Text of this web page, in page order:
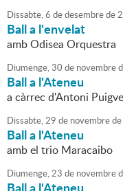
Dissabte,6 dedesembrede
Ball a l'envelat
amb Odisea Orquestra
Diumenge,30 de novembre
Ball a l'Ateneu
a càrrec d'Antoni
Dissabte,29 de novembrede
Ball a l'Ateneu
amb el trio Maracaibo
Diumenge,23 de novembre